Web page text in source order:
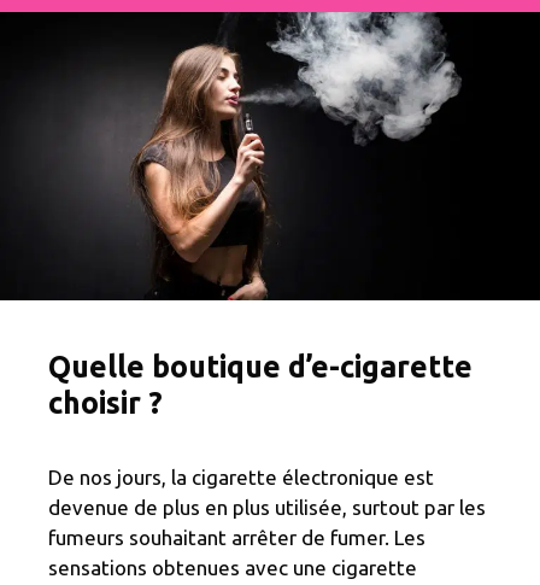
Quelle boutique d’e-cigarette
choisir ?
De nos jours, la cigarette électronique est
devenue de plus en plus utilisée, surtout par les
fumeurs souhaitant arrêter de fumer. Les
sensations obtenues avec une cigarette